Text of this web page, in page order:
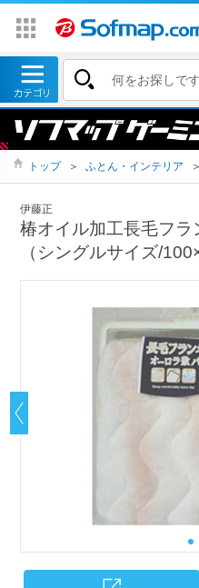
トップ ＞ ふとん・インテリア ＞
伊藤正
椿オイル加工長毛フ
（シングルサイズ/